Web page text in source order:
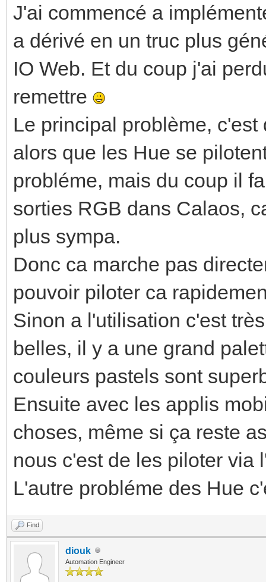
J'ai commencé a
a dérivé en un truc plus
IO Web. Et du coup j'ai
remettre
Le principal problème,
alors que les Hue se
probléme, mais du coup il
sorties RGB dans Calaos,
plus sympa.
Donc ca marche pas
pouvoir piloter ca
Sinon a l'utilisation c'est
belles, il y a une grand
couleurs pastels sont
Ensuite avec les applis
choses, même si ça reste
nous c'est de les piloter via
L'autre probléme des Hue
Find
diouk
Automation Engineer